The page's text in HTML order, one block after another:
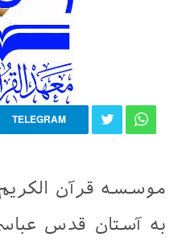
TELEGRAM
موسسه قرآن الكريم
به آستان قدس